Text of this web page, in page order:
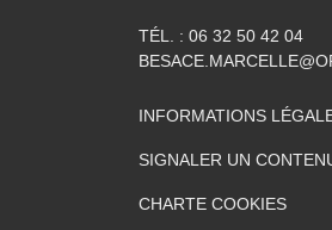
TÉL. : 06 32 50 42 04
INFORMATIONS
SIGNALER UN
CHARTE COOKIES